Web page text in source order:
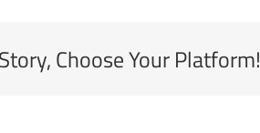
Choose Your Platform!